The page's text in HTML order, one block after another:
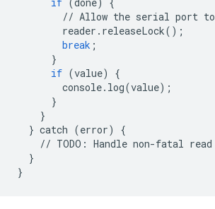
// Allow the serial port to
reader . releaseLock();
break ;
}
if (value)
{
console. log(value);
}
}
} catch (error)
{
// TODO : Handle non-fatal read
}
}